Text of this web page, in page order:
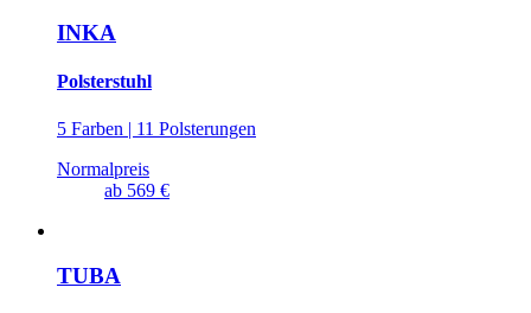
INKA
Polsterstuhl
5 Farben | 11 Polsterungen
Normalpreis
ab 569 €
TUBA